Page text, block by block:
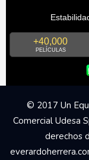
+40,000
PELÍCULAS
© 2017 Un
Comercial Udesa
derechos